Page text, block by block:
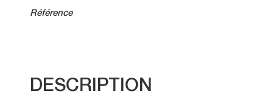
Référence
DESCRIPTION